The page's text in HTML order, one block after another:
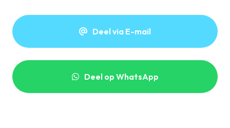
Deel via E-mail
Deel op WhatsApp